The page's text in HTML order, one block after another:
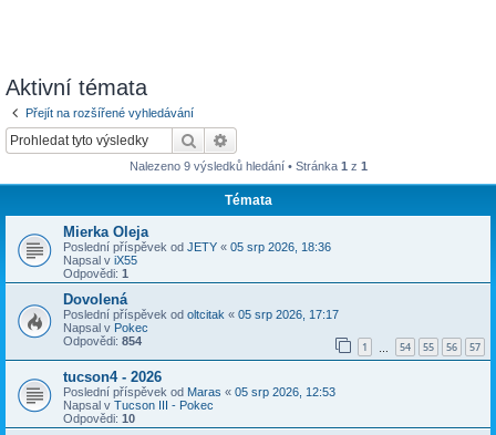
Aktivní témata
Přejít na rozšířené vyhledávání
Hledat
Nalezeno 9 výsledků hledání • Stránka 1 z 1
Témata
Mierka Oleja
Poslední příspěvek od JETY « 05 srp 2026, 18:36
Napsal v iX55
Odpovědi: 1
Dovolená
Poslední příspěvek od oltcitak « 05 srp 2026, 17:17
Napsal v Pokec
Odpovědi: 854 1 54 55 56 57
tucson4 - 2026
Poslední příspěvek od Maras « 05 srp 2026, 12:53
Napsal v Tucson III - Pokec
Odpovědi: 10